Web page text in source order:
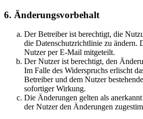
6. Änderungsvorbehalt
Der Betreiber ist berechtigt, die
die Datenschutzrichtlinie zu ändern.
Nutzer per E-Mail mitgeteilt.
Der Nutzer ist berechtigt, den
Im Falle des Widerspruchs erlischt
Betreiber und dem Nutzer
sofortiger Wirkung.
Die Änderungen gelten als
der Nutzer den Änderungen